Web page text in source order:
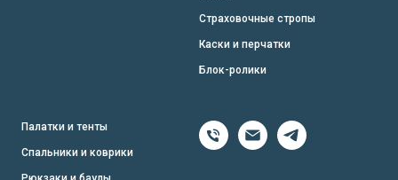
Страховочные стропы
Каски и перчатки
Блок-ролики
Палатки и тенты
Спальники и коврики